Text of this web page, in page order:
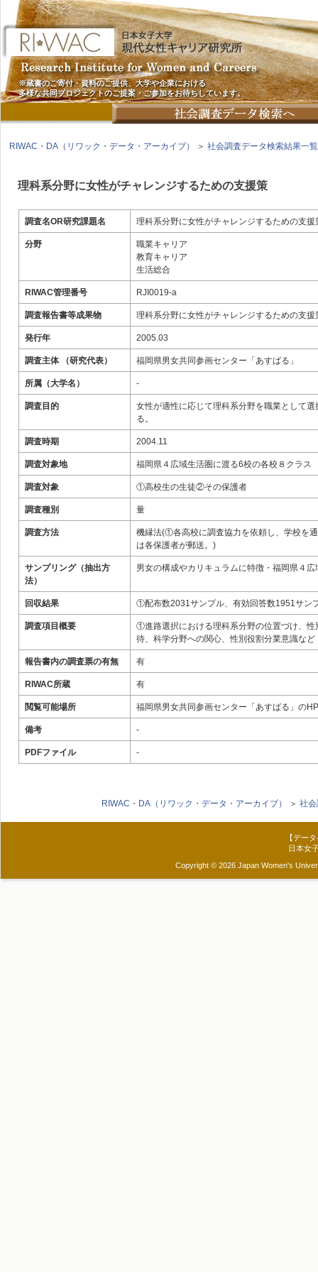
※蔵書のご寄付・資料のご提供、大学や企業における
多様な共同プロジェクトのご提案・ご参加をお待ちしています。
RIWAC・DA（リワック・データ・アーカイブ） ＞ 社会調査データ検索結果一覧
理科系分野に女性がチャレンジするための支援策
調査名OR研究課題名 理科系分野に女性がチャレンジするための支援
分野
職業キャリア
教育キャリア
生活総合
RIWAC管理番号 RJI0019-a
調査報告書等成果物 理科系分野に女性がチャレンジするための支援
発行年 2005.03
調査主体 （研究代表） 福岡県男女共同参画センター「あすばる」
所属（大学名） -
調査目的
女性が適性に応じて理科系分野を職業として
る。
調査時期 2004.11
調査対象地 福岡県４広域生活圏に渡る6校の各校８クラス
調査対象 ①高校生の生徒②その保護者
調査種別 量
調査方法
機縁法(①各高校に調査協力を依頼し、学校を
は各保護者が郵送。)
サンプリング（抽出方
法）
男女の構成やカリキュラムに特徴・福岡県４
回収結果 ①配布数2031サンプル、有効回答数1951サン
調査項目概要
①進路選択における理科系分野の位置づけ、
待、科学分野への関心、性別役割分業意識など
報告書内の調査票の有無 有
RIWAC所蔵 有
閲覧可能場所 福岡県男女共同参画センター「あすばる」の
備考 -
PDFファイル -
RIWAC・DA（リワック・データ・アーカイブ） ＞ 社
【デー
日本女
Copyright © 2026 Japan Women's